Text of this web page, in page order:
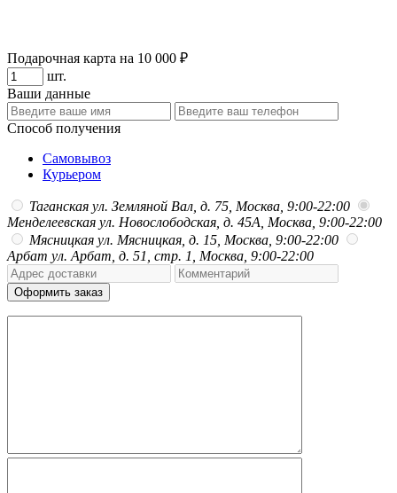
Подарочная карта на 10 000 ₽
шт.
Ваши данные
Способ получения
Самовывоз
Курьером
Таганская ул. Земляной Вал, д. 75, Москва, 9:00-22:00
Менделеевская ул. Новослободская, д. 45А, Москва, 9:00-22:00
Мясницкая ул. Мясницкая, д. 15, Москва, 9:00-22:00
Арбат ул. Арбат, д. 51, стр. 1, Москва, 9:00-22:00
Оформить заказ